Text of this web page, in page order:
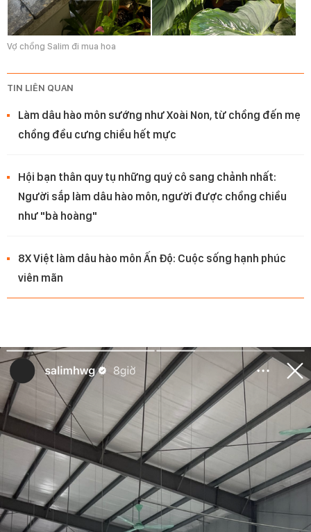
Vợ chồng Salim đi mua hoa
TIN LIÊN QUAN
Làm dâu hào môn sướng như Xoài Non, từ chồng đến mẹ
chồng đều cưng chiều hết mực
Hội bạn thân quy tụ những quý cô sang chảnh nhất:
Người sắp làm dâu hào môn, người được chồng chiều
như "bà hoàng"
8X Việt làm dâu hào môn Ấn Độ: Cuộc sống hạnh phúc
viên mãn